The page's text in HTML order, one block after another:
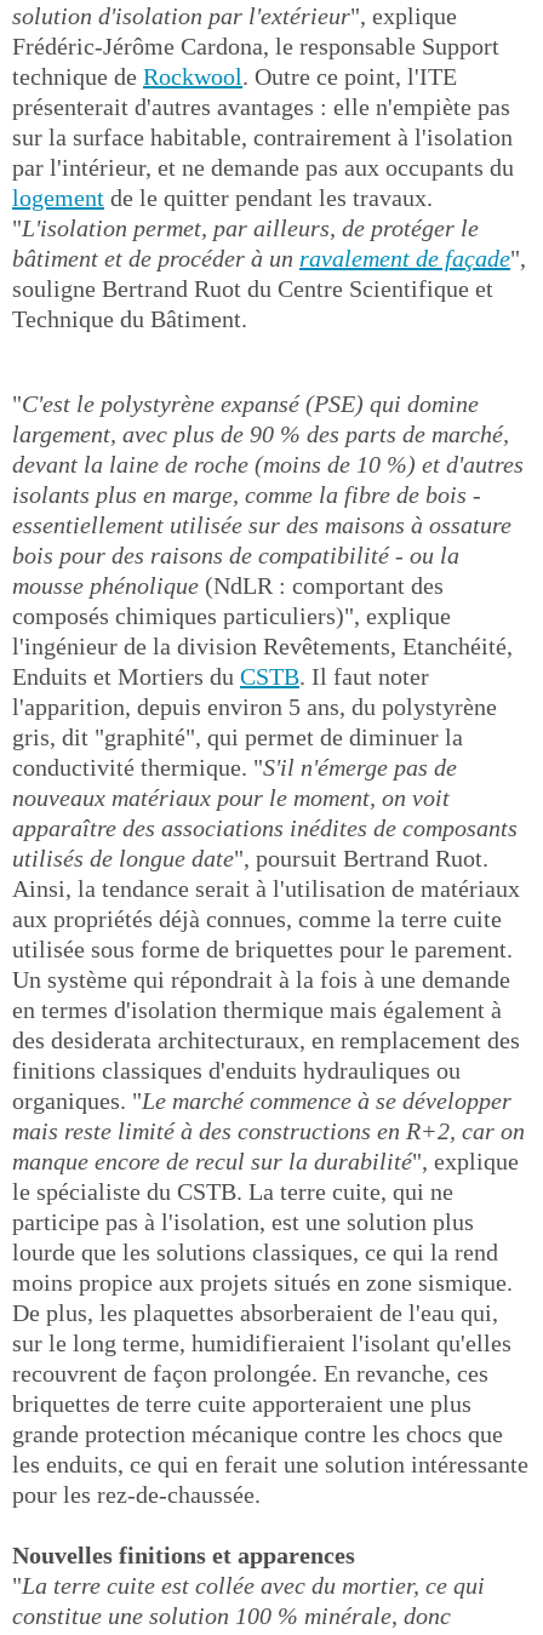
solution d'isolation par l'extérieur", explique
Frédéric-Jérôme Cardona, le responsable Support
technique de Rockwool. Outre ce point, l'ITE
présenterait d'autres avantages : elle n'empiète pas
sur la surface habitable, contrairement à l'isolation
par l'intérieur, et ne demande pas aux occupants du
logement de le quitter pendant les travaux.
"L'isolation permet, par ailleurs, de protéger le
bâtiment et de procéder à un ravalement de façade",
souligne Bertrand Ruot du Centre Scientifique et
Technique du Bâtiment.
"C'est le polystyrène expansé (PSE) qui domine
largement, avec plus de 90 % des parts de marché,
devant la laine de roche (moins de 10 %) et d'autres
isolants plus en marge, comme la fibre de bois -
essentiellement utilisée sur des maisons à ossature
bois pour des raisons de compatibilité - ou la
mousse phénolique (NdLR : comportant des
composés chimiques particuliers)", explique
l'ingénieur de la division Revêtements, Etanchéité,
Enduits et Mortiers du CSTB. Il faut noter
l'apparition, depuis environ 5 ans, du polystyrène
gris, dit "graphité", qui permet de diminuer la
conductivité thermique. "S'il n'émerge pas de
nouveaux matériaux pour le moment, on voit
apparaître des associations inédites de composants
utilisés de longue date", poursuit Bertrand Ruot.
Ainsi, la tendance serait à l'utilisation de matériaux
aux propriétés déjà connues, comme la terre cuite
utilisée sous forme de briquettes pour le parement.
Un système qui répondrait à la fois à une demande
en termes d'isolation thermique mais également à
des desiderata architecturaux, en remplacement des
finitions classiques d'enduits hydrauliques ou
organiques. "Le marché commence à se développer
mais reste limité à des constructions en R+2, car on
manque encore de recul sur la durabilité", explique
le spécialiste du CSTB. La terre cuite, qui ne
participe pas à l'isolation, est une solution plus
lourde que les solutions classiques, ce qui la rend
moins propice aux projets situés en zone sismique.
De plus, les plaquettes absorberaient de l'eau qui,
sur le long terme, humidifieraient l'isolant qu'elles
recouvrent de façon prolongée. En revanche, ces
briquettes de terre cuite apporteraient une plus
grande protection mécanique contre les chocs que
les enduits, ce qui en ferait une solution intéressante
pour les rez-de-chaussée.
Nouvelles finitions et apparences
"La terre cuite est collée avec du mortier, ce qui
constitue une solution 100 % minérale, donc